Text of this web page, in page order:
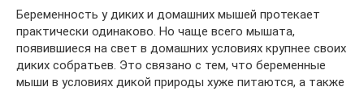
Беременность у диких и домашних мышей протекает
практически одинаково. Но чаще всего мышата,
появившиеся на свет в домашних условиях крупнее своих
диких собратьев. Это связано с тем, что беременные
мыши в условиях дикой природы хуже питаются, а также